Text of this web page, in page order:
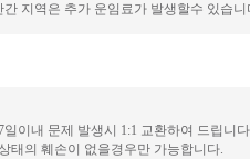
간 지역은 추가 운임료가 발생할수 있습니
일이내 문제 발생시 1:1 교환하여 드립니
태의 훼손이 없을경우만 가능합니다.